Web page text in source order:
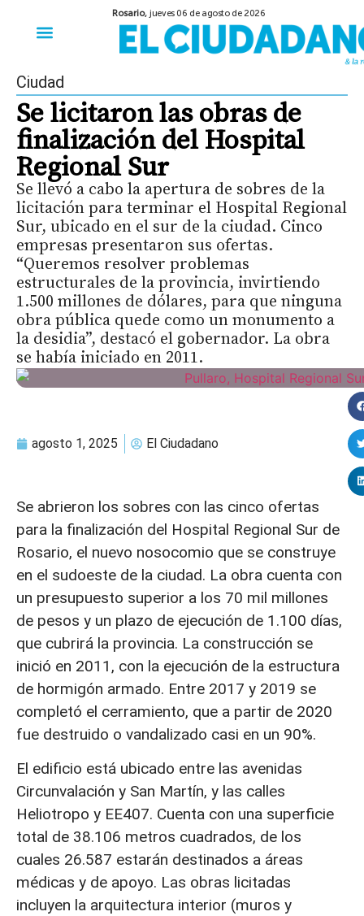
Rosario,jueves 06 de agosto de 2026
Ciudad
Se licitaron las obras de
finalización del Hospital
Regional Sur
Se llevó a cabo la apertura de sobres de la
licitación para terminar el Hospital Regional
Sur, ubicado en el sur de la ciudad. Cinco
empresas presentaron sus ofertas.
“Queremos resolver problemas
estructurales de la provincia, invirtiendo
1.500 millones de dólares, para que ninguna
obra pública quede como un monumento a
la desidia”, destacó el gobernador. La obra
se había iniciado en 2011.
agosto 1, 2025 El Ciudadano
Se abrieron los sobres con las cinco ofertas
para la finalización del Hospital Regional Sur de
Rosario, el nuevo nosocomio que se construye
en el sudoeste de la ciudad. La obra cuenta con
un presupuesto superior a los 70 mil millones
de pesos y un plazo de ejecución de 1.100 días,
que cubrirá la provincia. La construcción se
inició en 2011, con la ejecución de la estructura
de hormigón armado. Entre 2017 y 2019 se
completó el cerramiento, que a partir de 2020
fue destruido o vandalizado casi en un 90%.
El edificio está ubicado entre las avenidas
Circunvalación y San Martín, y las calles
Heliotropo y EE407. Cuenta con una superficie
total de 38.106 metros cuadrados, de los
cuales 26.587 estarán destinados a áreas
médicas y de apoyo. Las obras licitadas
incluyen la arquitectura interior (muros y